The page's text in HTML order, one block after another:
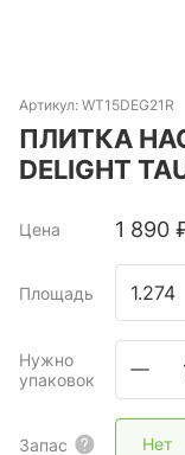
Артикул: WT15DEG21R
ПЛИТКА
DELIGHT
Цена 1 890
Площадь
Нужно
упаковок
Запас Нет